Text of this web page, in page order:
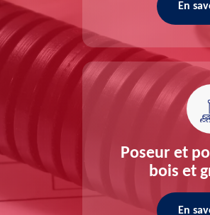
13
En
Poseur et
bois et
En